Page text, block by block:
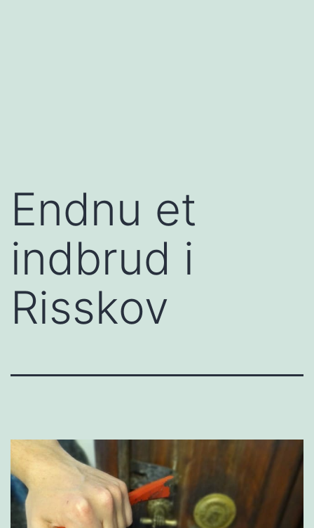
Endnu et
indbrud i
Risskov